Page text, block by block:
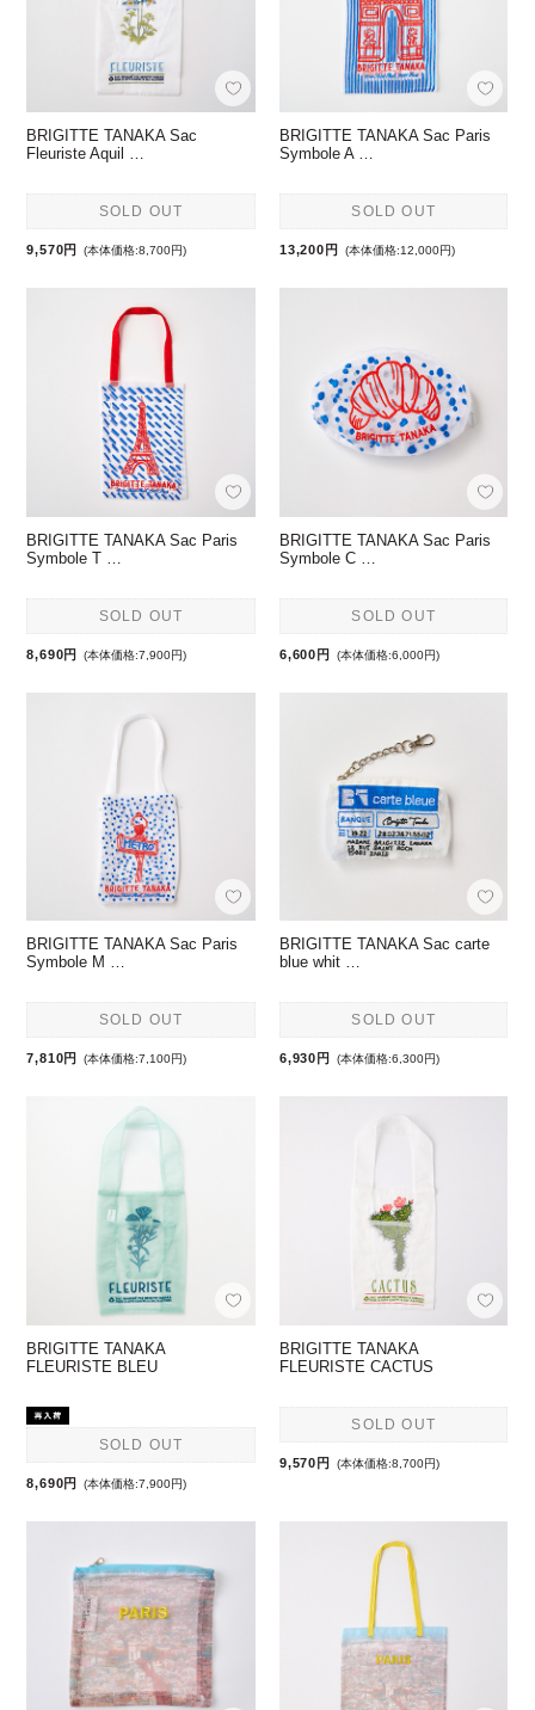
BRIGITTE TANAKA Sac
Fleuriste Aquil …
SOLD OUT
9,570円 (本体価格:8,700円)
BRIGITTE TANAKA Sac Paris
Symbole A …
SOLD OUT
13,200円 (本体価格:12,000円)
BRIGITTE TANAKA Sac Paris
Symbole T …
SOLD OUT
8,690円 (本体価格:7,900円)
BRIGITTE TANAKA Sac Paris
Symbole C …
SOLD OUT
6,600円 (本体価格:6,000円)
BRIGITTE TANAKA Sac Paris
Symbole M …
SOLD OUT
7,810円 (本体価格:7,100円)
BRIGITTE TANAKA Sac carte
blue whit …
SOLD OUT
6,930円 (本体価格:6,300円)
BRIGITTE TANAKA
FLEURISTE BLEU
SOLD OUT
8,690円 (本体価格:7,900円)
BRIGITTE TANAKA
FLEURISTE CACTUS
SOLD OUT
9,570円 (本体価格:8,700円)